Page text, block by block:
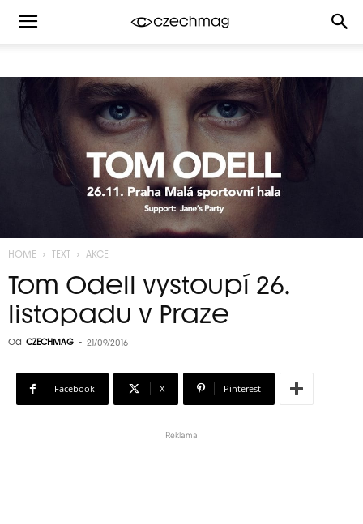
HOME TEXT AKCE
Tom Odell vystoupí 26.
listopadu v Praze
Od CZECHMAG - 21/09/2016
Facebook X Pinterest
Reklama